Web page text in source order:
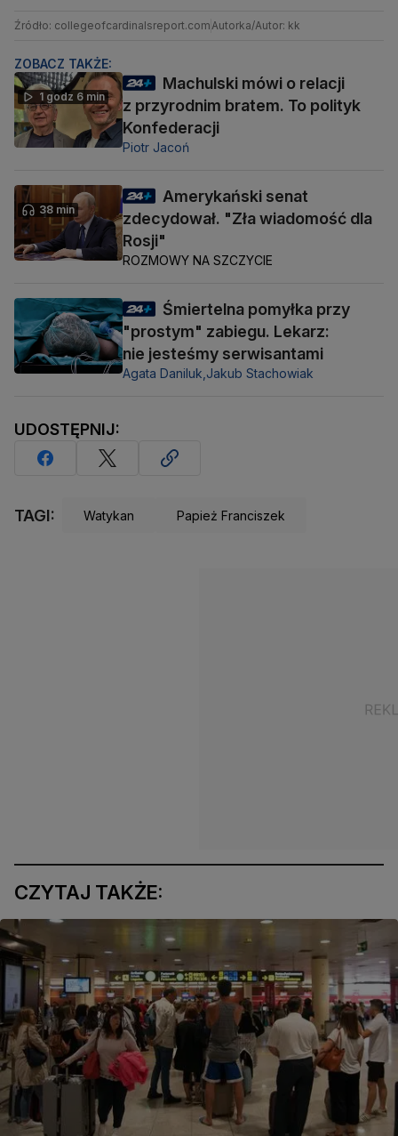
Źródło: collegeofcardinalsreport.comAutorka/Autor: kk
ZOBACZ TAKŻE:
1 godz 6 min
Machulski mówi o relacji
z przyrodnim bratem. To polityk
Konfederacji
Piotr Jacoń
38 min
Amerykański senat
zdecydował. "Zła wiadomość dla
Rosji"
ROZMOWY NA SZCZYCIE
Śmiertelna pomyłka przy
"prostym" zabiegu. Lekarz:
nie jesteśmy serwisantami
Agata Daniluk,Jakub Stachowiak
UDOSTĘPNIJ:
TAGI: Watykan Papież Franciszek
CZYTAJ TAKŻE: